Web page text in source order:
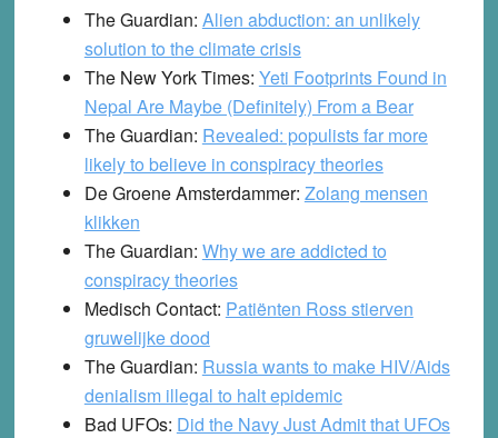
The Guardian: Alien abduction: an unlikely
solution to the climate crisis
The New York Times: Yeti Footprints Found in
Nepal Are Maybe (Definitely) From a Bear
The Guardian: Revealed: populists far more
likely to believe in conspiracy theories
De Groene Amsterdammer: Zolang mensen
klikken
The Guardian: Why we are addicted to
conspiracy theories
Medisch Contact: Patiënten Ross stierven
gruwelijke dood
The Guardian: Russia wants to make HIV/Aids
denialism illegal to halt epidemic
Bad UFOs: Did the Navy Just Admit that UFOs